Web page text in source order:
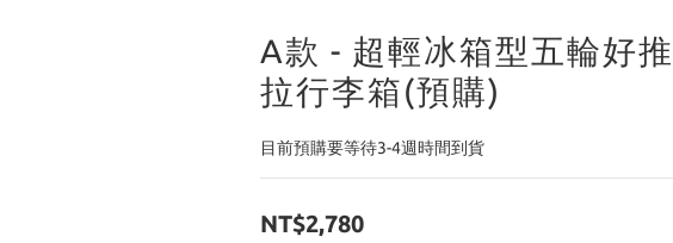
A款 - 超輕冰箱型五輪好
拉行李箱(預購)
目前預購要等待3-4週時間到貨
NT$2,780